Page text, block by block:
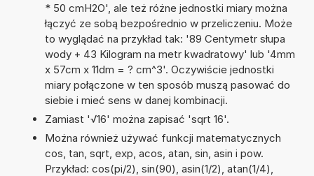
* 50 cmH2O', ale też różne jednostki miary można
łączyć ze sobą bezpośrednio w przeliczeniu. Może
to wyglądać na przykład tak: '89 Centymetr słupa
wody + 43 Kilogram na metr kwadratowy' lub '4mm
x 57cm x 11dm = ? cm^3'. Oczywiście jednostki
miary połączone w ten sposób muszą pasować do
siebie i mieć sens w danej kombinacji.
Zamiast '√16' można zapisać 'sqrt 16'.
Można również używać funkcji matematycznych
cos, tan, sqrt, exp, acos, atan, sin, asin i pow.
Przykład: cos(pi/2), sin(90), asin(1/2), atan(1/4),